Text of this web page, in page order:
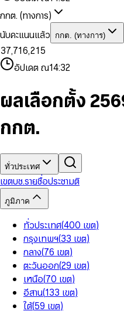
6
8
9
4
5
6
7
8
9
95
7
8
9
4
6
7
8
9
8
กกต. (ทางการ)
นับคะแนนแล้ว
กกต. (ทางการ)
0
1
2
3
4
5
7
8
4
5
6
7
8
9
,
4
6
7
8
9
0
1
2
3
5
6
8
9
3
5
6
7
8
,
1
2
4
6
7
9
0
1
3
5
6
9
2
3
4
5
7
9
อัปเดต ณ14:32
ผลเลือกตั้ง
กกต.
ทั่วประเทศ
เขตบช.รายชื่อประชามติ
ภูมิภาค
ทั่วประเทศ(400 เขต)
กรุงเทพฯ(33 เขต)
กลาง(76 เขต)
ตะวันออก(29 เขต)
เหนือ(70 เขต)
อีสาน(133 เขต)
ใต้(59 เขต)